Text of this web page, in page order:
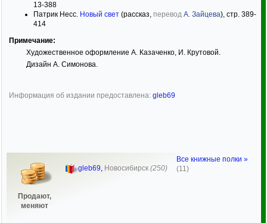
13-388
Патрик Несс. Новый свет (рассказ, перевод А. Зайцева), стр. 389-
414
Примечание:
Художественное оформление А. Казаченко, И. Крутовой.
Дизайн А. Симонова.
Информация об издании предоставлена: gleb69
Продают,
меняют
gleb69, Новосибирск (250)
Все книжные полки »
(11)